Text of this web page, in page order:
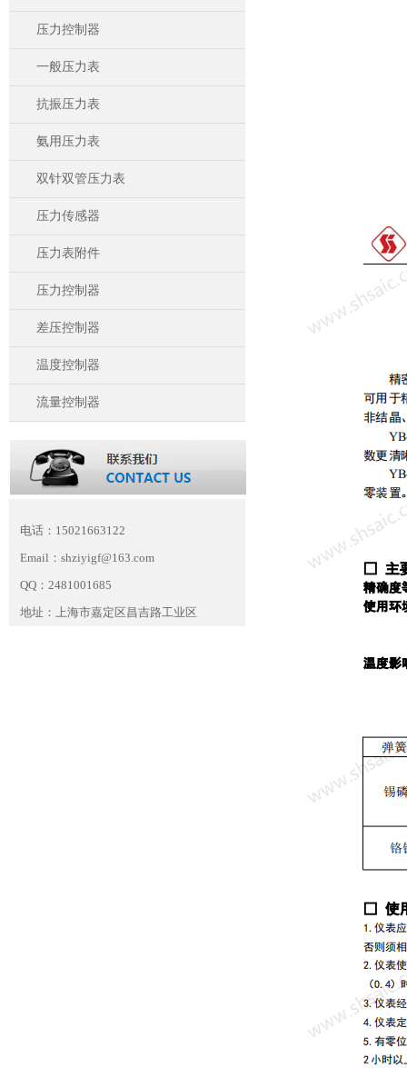
压力控制器
一般压力表
抗振压力表
氨用压力表
双针双管压力表
压力传感器
压力表附件
压力控制器
差压控制器
温度控制器
流量控制器
电话：15021663122
Email：shziyigf@163.com
QQ：2481001685
地址：上海市嘉定区昌吉路工业区